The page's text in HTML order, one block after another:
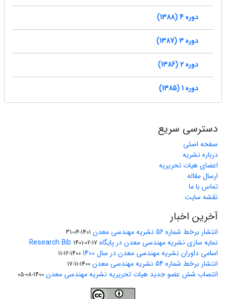
دوره 4 (1388)
دوره 3 (1387)
دوره 2 (1386)
دوره 1 (1385)
دسترسی سریع
صفحه اصلی
درباره نشریه
اعضای هیات تحریریه
ارسال مقاله
تماس با ما
نقشه سایت
آخرین اخبار
انتشار برخط شماره 56 نشریه مهندسی معدن 1401-04-31
نمایه سازی نشریه مهندسی معدن در پایگاه Research Bib 1401-02-17
اسامی داوران نشریه مهندسی معدن در سال 1400 1400-12-11
انتشار برخط شماره 54 نشریه مهندسی معدن 1400-11-17
انتصاب شش عضو جدید هیات تحریریه نشریه مهندسی معدن 1400-08-05